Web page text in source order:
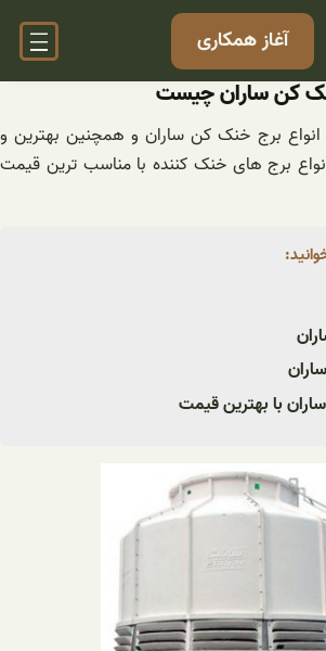
آغاز همکاری
کن ساران چیست
انواع برج خنک کن ساران و همچنین بهترین و
برج های خنک کننده با مناسب ترین قیمت
با بهترین قیمت